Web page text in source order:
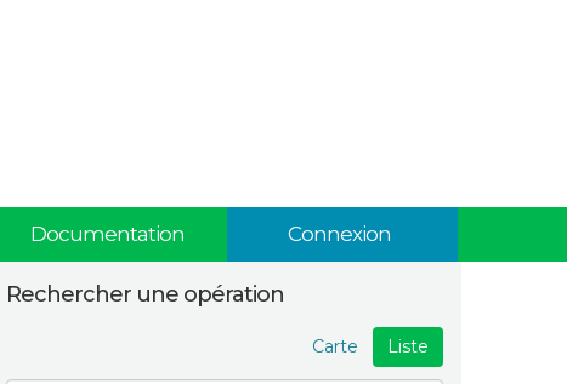
Documentation Connexion
Rechercher une opération
Liste
Carte